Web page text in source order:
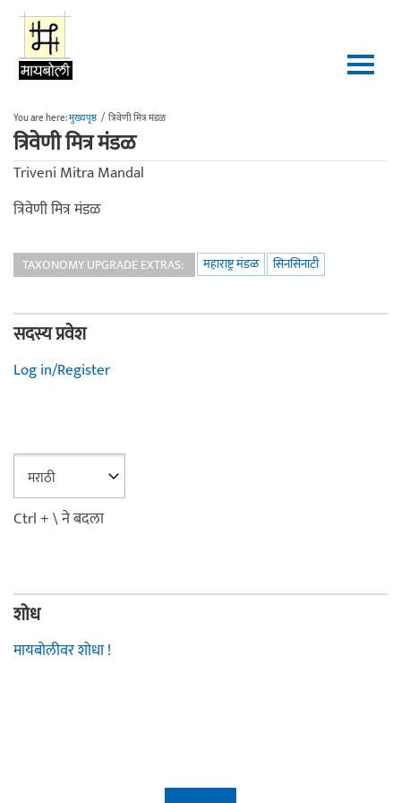
Skip to main content
You are here:मुख्यपृष्ठ / त्रिवेणी मित्र मंडळ
त्रिवेणी मित्र मंडळ
Triveni Mitra Mandal
त्रिवेणी मित्र मंडळ
TAXONOMY UPGRADE EXTRAS: महाराष्ट्र मंडळ सिनसिनाटी
सदस्य प्रवेश
Log in/Register
Ctrl + \ ने बदला
शोध
मायबोलीवर शोधा !